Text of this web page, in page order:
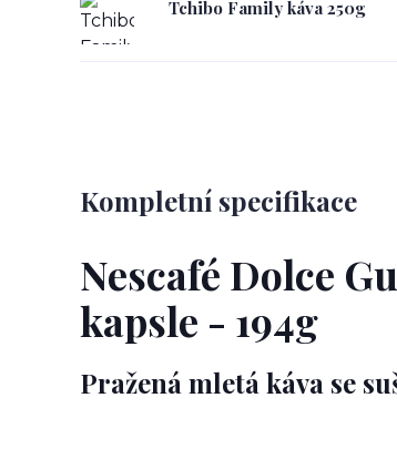
Tchibo Family káva 250g
Kompletní specifikace
Nescafé Dolce
kapsle - 194g
Pražená mletá káva se